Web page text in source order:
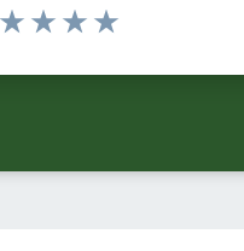
da 1 a 5 stelle la pagina